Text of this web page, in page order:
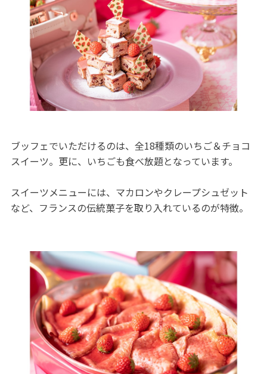
ブッフェでいただけるのは、全18種類のいちご＆チョコ
スイーツ。更に、いちごも食べ放題となっています。
スイーツメニューには、マカロンやクレープシュゼット
など、フランスの伝統菓子を取り入れているのが特徴。